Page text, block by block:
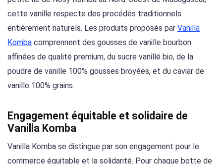
cette vanille respecte des procédés traditionnels
entièrement naturels. Les produits proposés par Vanilla
Komba comprennent des gousses de vanille bourbon
affinées de qualité premium, du sucre vanillé bio, de la
poudre de vanille 100% gousses broyées, et du caviar de
vanille 100% grains.
Engagement équitable et solidaire de
Vanilla Komba
Vanilla Komba se distingue par son engagement pour le
commerce équitable et la solidarité. Pour chaque botte de